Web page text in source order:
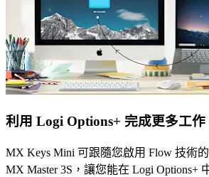
利用 Logi Options+ 完成更多工作
MX Keys Mini 可跟隨您啟用 Flow 技術
MX Master 3S，讓您能在 Logi Options+